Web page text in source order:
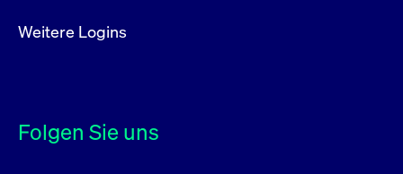
Weitere Logins
Folgen Sie uns